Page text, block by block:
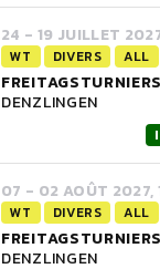
24 - 19 JUILLET
WT DIVERS ALL
DENZLINGEN
07 - 02 AOÛT 2027,
WT DIVERS ALL
DENZLINGEN